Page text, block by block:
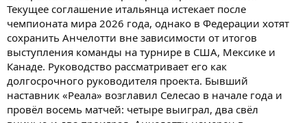
Текущее соглашение итальянца истекает после
чемпионата мира 2026 года, однако в Федерации хотят
сохранить Анчелотти вне зависимости от итогов
выступления команды на турнире в США, Мексике и
Канаде. Руководство рассматривает его как
долгосрочного руководителя проекта. Бывший
наставник «Реала» возглавил Селесао в начале года и
провёл восемь матчей: четыре выиграл, два свёл